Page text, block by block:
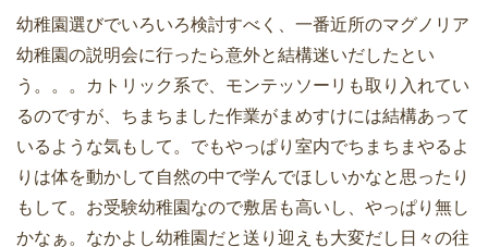
幼稚園選びでいろいろ検討すべく、一番近所のマグノリア
幼稚園の説明会に行ったら意外と結構迷いだしたとい
う。。。カトリック系で、モンテッソーリも取り入れてい
るのですが、ちまちました作業がまめすけには結構あって
いるような気もして。でもやっぱり室内でちまちまやるよ
りは体を動かして自然の中で学んでほしいかなと思ったり
もして。お受験幼稚園なので敷居も高いし、やっぱり無し
かなぁ。なかよし幼稚園だと送り迎えも大変だし日々の往